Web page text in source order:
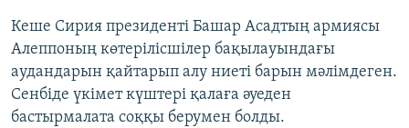
Кеше Сирия президенті Башар Асадтың армиясы
Алеппоның көтерілісшілер бақылауындағы
аудандарын қайтарып алу ниеті барын мәлімдеген.
Сенбіде үкімет күштері қалаға әуеден
бастырмалата соққы берумен болды.